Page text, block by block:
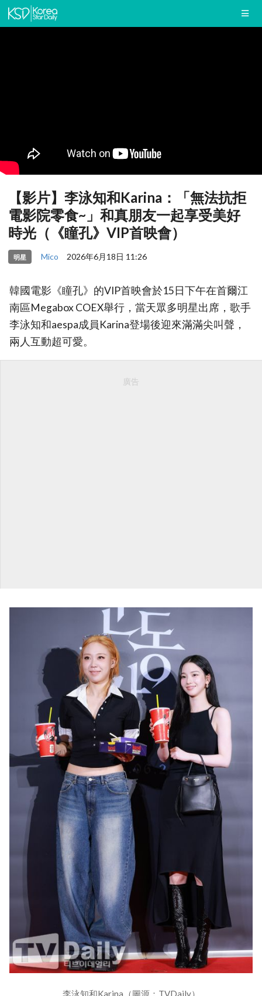
【影片】李泳知和Karina：「無法抗拒
電影院零食~」和真朋友一起享受美好
時光（《瞳孔》VIP首映會）
明星 Mico 2026年6月18日 11:26
韓國電影《瞳孔》的VIP首映會於15日下午在首爾江
南區Megabox COEX舉行，當天眾多明星出席，歌手
李泳知和aespa成員Karina登場後迎來滿滿尖叫聲，
兩人互動超可愛。
廣告
李泳知和Karina（圖源：TVDaily）